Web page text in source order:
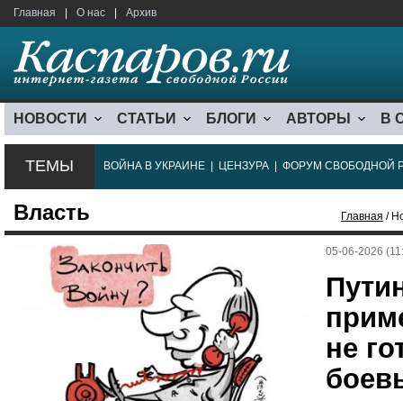
Главная О нас Архив
НОВОСТИ СТАТЬИ БЛОГИ АВТОРЫ В
ТЕМЫ ВОЙНА В УКРАИНЕ ЦЕНЗУРА ФОРУМ СВОБОДНОЙ
Власть Главная /
05-06-2026
не